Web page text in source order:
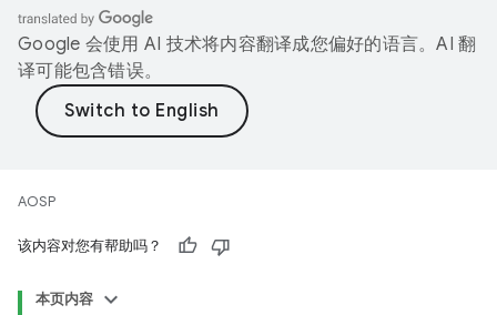
Google 会使用 AI 技术将内容翻译成您偏好的语言。AI 翻
译可能包含错误。
AOSP
该内容对您有帮助吗？
本页内容